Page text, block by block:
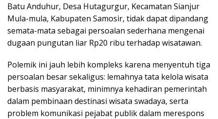
Batu Anduhur, Desa Hutagurgur, Kecamatan Sianjur
Mula-mula, Kabupaten Samosir, tidak dapat dipandang
semata-mata sebagai persoalan sederhana mengenai
dugaan pungutan liar Rp20 ribu terhadap wisatawan.
Polemik ini jauh lebih kompleks karena menyentuh tiga
persoalan besar sekaligus: lemahnya tata kelola wisata
berbasis masyarakat, minimnya kehadiran pemerintah
dalam pembinaan destinasi wisata swadaya, serta
problem komunikasi pejabat publik dalam merespons